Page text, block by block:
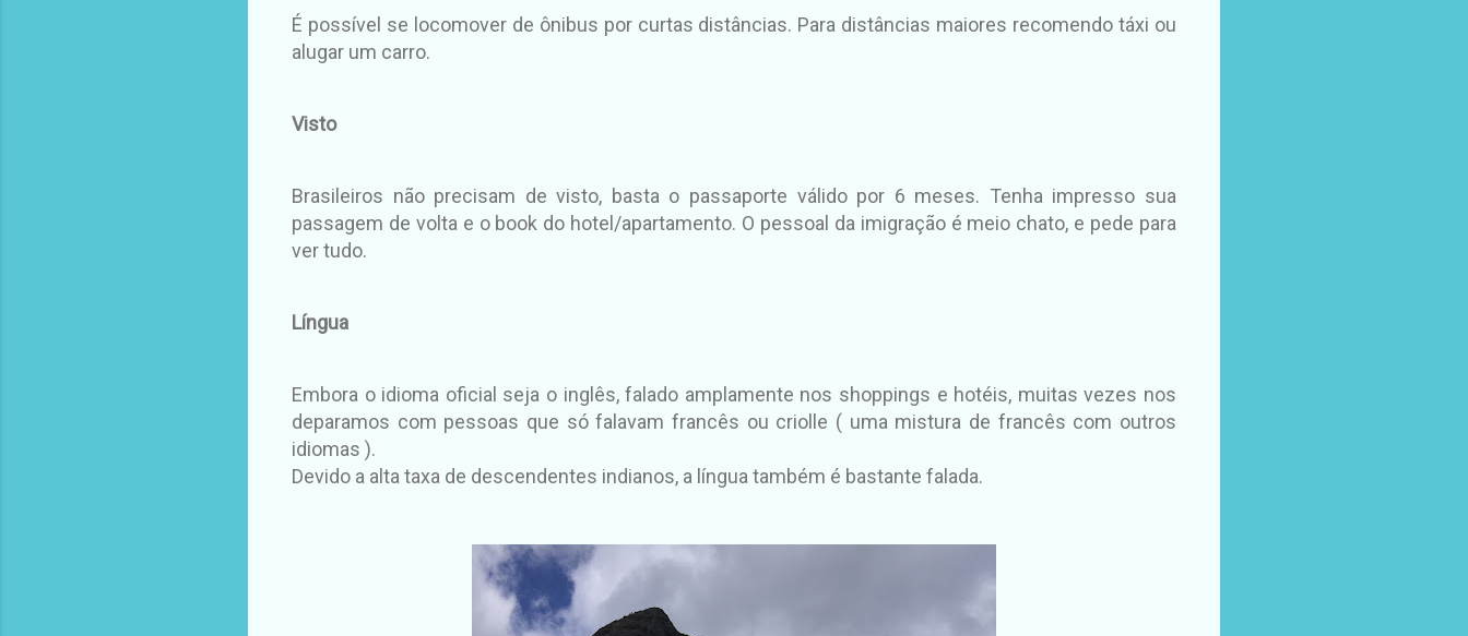
É possível se locomover de ônibus por curtas distâncias. Para distâncias maiores recomendo táxi ou
alugar um carro.
Visto
Brasileiros não precisam de visto, basta o passaporte válido por 6 meses. Tenha impresso sua
passagem de volta e o book do hotel/apartamento. O pessoal da imigração é meio chato, e pede para
ver tudo.
Língua
Embora o idioma oficial seja o inglês, falado amplamente nos shoppings e hotéis, muitas vezes nos
deparamos com pessoas que só falavam francês ou criolle ( uma mistura de francês com outros
idiomas ).
Devido a alta taxa de descendentes indianos, a língua também é bastante falada.